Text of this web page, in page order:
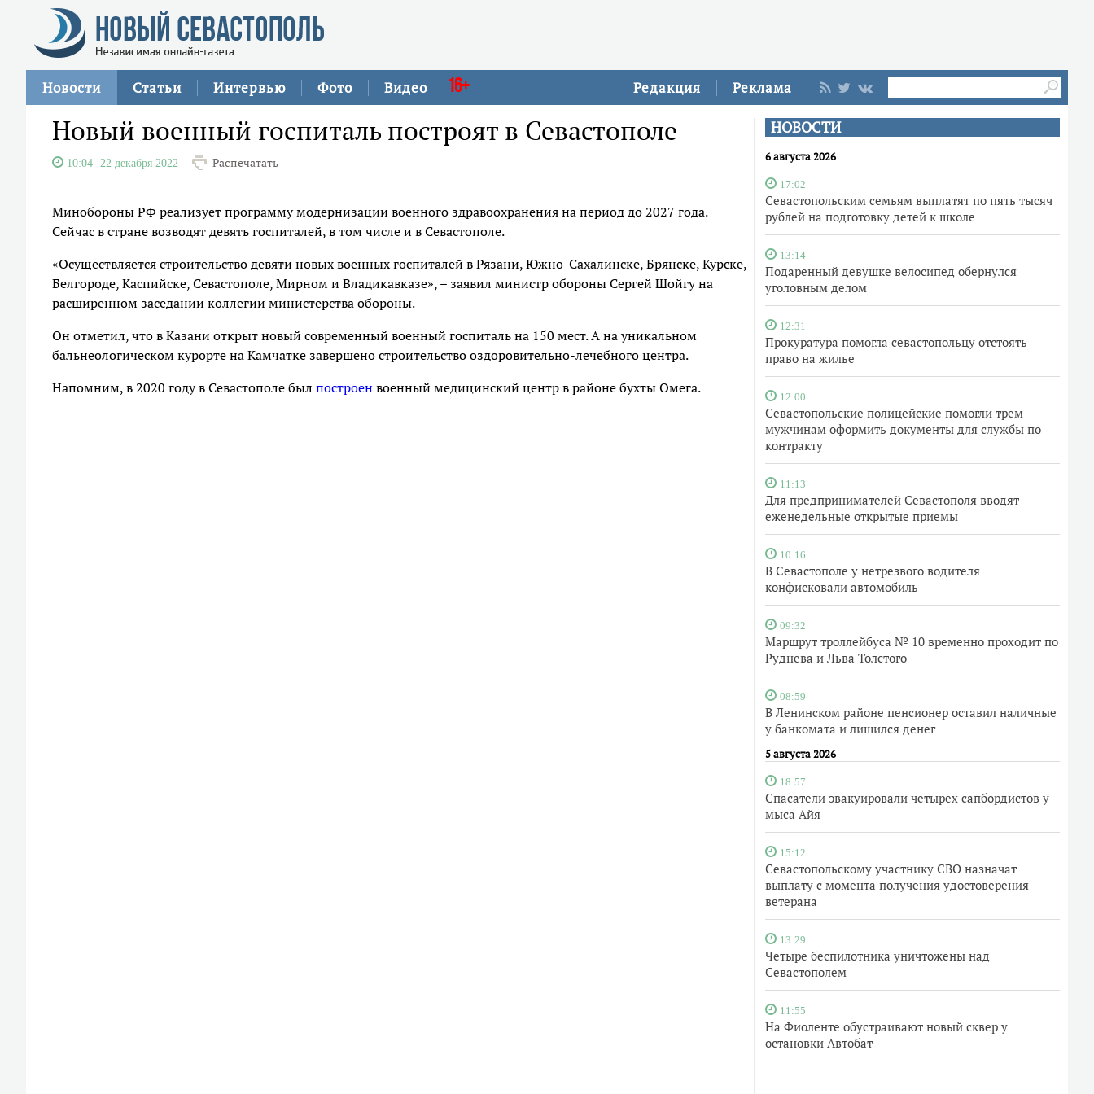
Редакция Реклама
Новости Статьи Интервью Фото Видео 16+
НОВОСТИ
6 августа 2026
17:02
Севастопольским семьям выплатят по пять тысяч
рублей на подготовку детей к школе
13:14
Подаренный девушке велосипед обернулся
уголовным делом
12:31
Прокуратура помогла севастопольцу отстоять
право на жилье
12:00
Севастопольские полицейские помогли трем
мужчинам оформить документы для службы по
контракту
11:13
Для предпринимателей Севастополя вводят
еженедельные открытые приемы
10:16
В Севастополе у нетрезвого водителя
конфисковали автомобиль
09:32
Маршрут троллейбуса № 10 временно проходит по
Руднева и Льва Толстого
08:59
В Ленинском районе пенсионер оставил наличные
у банкомата и лишился денег
5 августа 2026
18:57
Спасатели эвакуировали четырех сапбордистов у
мыса Айя
15:12
Севастопольскому участнику СВО назначат
выплату с момента получения удостоверения
ветерана
13:29
Четыре беспилотника уничтожены над
Севастополем
11:55
На Фиоленте обустраивают новый сквер у
остановки Автобат
Новый военный госпиталь построят в Севастополе
10:04 22 декабря 2022 Распечатать
Минобороны РФ реализует программу модернизации военного здравоохранения на период до 2027 года.
Сейчас в стране возводят девять госпиталей, в том числе и в Севастополе.
«Осуществляется строительство девяти новых военных госпиталей в Рязани, Южно-Сахалинске, Брянске, Курске,
Белгороде, Каспийске, Севастополе, Мирном и Владикавказе», – заявил министр обороны Сергей Шойгу на
расширенном заседании коллегии министерства обороны.
Он отметил, что в Казани открыт новый современный военный госпиталь на 150 мест. А на уникальном
бальнеологическом курорте на Камчатке завершено строительство оздоровительно-лечебного центра.
Напомним, в 2020 году в Севастополе был построен военный медицинский центр в районе бухты Омега.